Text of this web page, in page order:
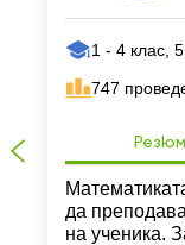
1 - 4 клас,
747
да
на ученика.